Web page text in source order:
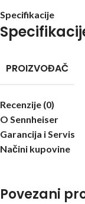
Specifikacije
PROIZVOĐAČ
Recenzije (0)
O Sennheiser
Garancija i Servis
Načini kupovine
Povezani